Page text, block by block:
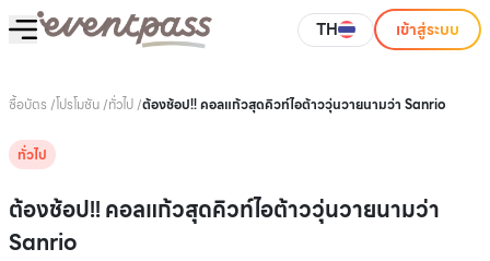
TH เข้าสู่ระบบ
ซื้อบัตร /โปรโมชัน/ทั่วไป/ต้องช้อป!! คอลแก้วสุดคิวท์ไอต้าววุ่นวายนามว่า Sanrio
ทั่วไป
ต้องช้อป!! คอลแก้วสุดคิวท์ไอต้าววุ่นวายนามว่า
Sanrio